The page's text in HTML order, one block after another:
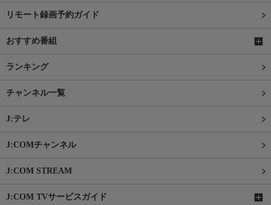
リモート録画予約ガイド
おすすめ番組
ランキング
チャンネル一覧
J:テレ
J:COMチャンネル
J:COM STREAM
J:COM TVサービスガイド